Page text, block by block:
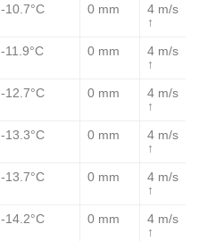
-10.7°C 0 mm
4 m/s
↑
-11.9°C 0 mm
4 m/s
↑
-12.7°C 0 mm
4 m/s
↑
-13.3°C 0 mm
4 m/s
↑
-13.7°C 0 mm
4 m/s
↑
-14.2°C 0 mm
4 m/s
↑